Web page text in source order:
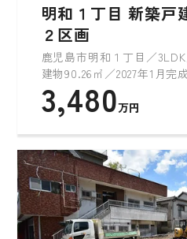
明和１丁目 新築戸
２区画
鹿児島市明和１丁目／
建物90.26㎡／2027年1月完
3,480万円